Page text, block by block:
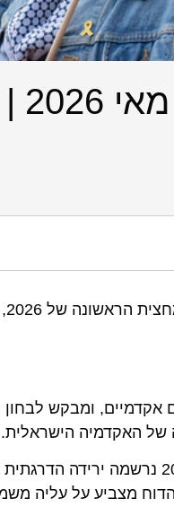
אקדמיים, ומבקש
של האקדמיה הישראלית.
מהממצאים עולה כי לאחר שיא המחאות הפרו-פלסטיניות
מצביע על עליה